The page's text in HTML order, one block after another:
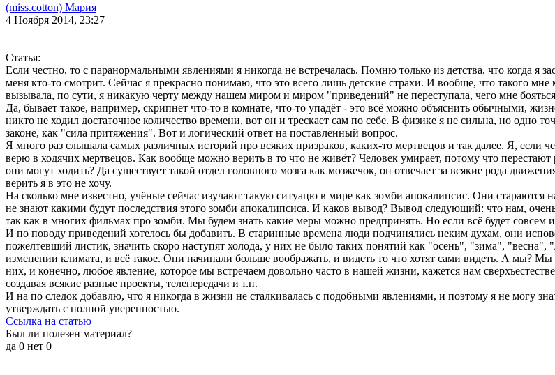
(miss.cotton) Мария
4 Ноября 2014, 23:27
Статья:
Если честно, то с паранормальными явлениями я никогда не встречалась. Помню только из детства, что когда я
меня кто-то смотрит. Сейчас я прекрасно понимаю, что это всего лишь детские страхи. И вообще, что такого
вызывала, по сути, я никакую черту между нашем миром и миром "приведений" не переступала, чего мне
Да, бывает такое, например, скрипнет что-то в комнате, что-то упадёт - это всё можно объяснить обычными,
никто не ходил достаточное количество времени, вот он и трескает сам по себе. В физике я не сильна, но одно
законе, как "сила притяжения". Вот и логический ответ на поставленный вопрос.
Я много раз слышала самых различных историй про всяких призраков, каких-то мертвецов и так далее. Я, если
верю в ходячих мертвецов. Как вообще можно верить в то что не живёт? Человек умирает, потому что
они могут ходить? Да существует такой отдел головного мозга как мозжечок, он отвечает за всякие рода
верить я в это не хочу.
На сколько мне известно, учёные сейчас изучают такую ситуацю в мире как зомби апокалипсис. Они стараются
не знают какими будут последствия этого зомби апокалипсиса. И каков вывод? Вывод следующий: что нам,
так как в многих фильмах про зомби. Мы будем знать какие меры можно предпринять. Но если всё будет совсем
И по поводу приведений хотелось бы добавить. В старинные времена люди подчинялись неким духам, они
пожелтевший листик, значить скоро наступят холода, у них не было таких понятий как "осень", "зима",
изменении климата, и всё такое. Они начинали больше воображать, и видеть то что хотят сами видеть. А мы?
них, и конечно, любое явление, которое мы встречаем довольно часто в нашей жизни, кажется нам
создавая всякие разные проекты, телепередачи и т.п.
И на по следок добавлю, что я никогда в жизни не сталкивалась с подобными явлениями, и поэтому я не могу
утверждать с полной уверенностью.
Ссылка на статью
Был ли полезен материал?
да 0 нет 0